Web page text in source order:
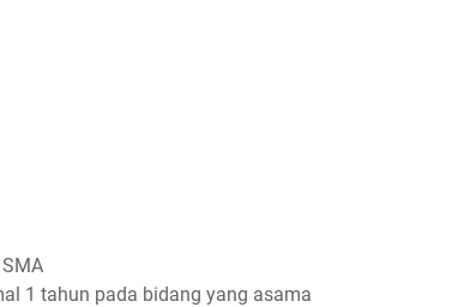
1 tahun pada bidang yang asama